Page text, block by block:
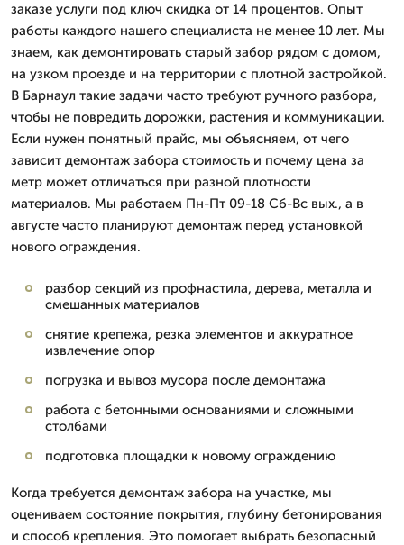
заказе услуги под ключ скидка от 14 процентов. Опыт
работы каждого нашего специалиста не менее 10 лет. Мы
знаем, как демонтировать старый забор рядом с домом,
на узком проезде и на территории с плотной застройкой.
В Барнаул такие задачи часто требуют ручного разбора,
чтобы не повредить дорожки, растения и коммуникации.
Если нужен понятный прайс, мы объясняем, от чего
зависит демонтаж забора стоимость и почему цена за
метр может отличаться при разной плотности
материалов. Мы работаем Пн-Пт 09-18 Сб-Вс вых., а в
августе часто планируют демонтаж перед установкой
нового ограждения.
разбор секций из профнастила, дерева, металла и
смешанных материалов
снятие крепежа, резка элементов и аккуратное
извлечение опор
погрузка и вывоз мусора после демонтажа
работа с бетонными основаниями и сложными
столбами
подготовка площадки к новому ограждению
Когда требуется демонтаж забора на участке, мы
оцениваем состояние покрытия, глубину бетонирования
и способ крепления. Это помогает выбрать безопасный